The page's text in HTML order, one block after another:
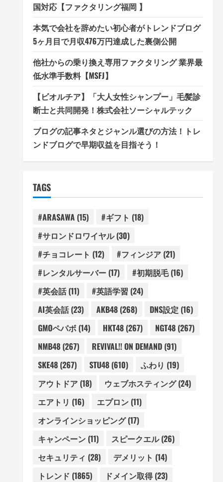
国対応【ファクタリング福岡 】
本気で会社を辞めたい初心者がトレンドブログ
5ヶ月目で月収476万円達成した裏側公開
他社からの乗り換え専用ファクタリング 業界最
低水準手数料【MSFJ】
【ビオルチア】「大人女性シャンプー」毛髪診
断士と共同開発！株式会社ソーシャルテック
ブログの記事ネタとジャンル選びの方法！トレ
ンドブログで早期収益を目指そう！
TAGS
#ARASAWA(15) #ギフト (18)
#サロンドロワイヤル(30)
#チョコレート (12) #フィンジア(21)
#レンタルサーバー(17) #初期脱毛(16)
#英会話(11) #英語学習 (24)
AI英会話(23) AKB48(268) DNS設定 (16)
GMOペパボ(14) HKT48(267) NGT48(267)
NMB48(267) REVIVAL!! ON DEMAND(91)
SKE48(267) STU48(610) ふわり (19)
アウトドア(18) ウェブホスティング(24)
エアトリ (16) エプロン(11)
オンラインショッピング(17)
キャンペーン(11) スピークエル(26)
セキュリティ (28) デメリット (14)
トレンド (1865) ドメイン取得(23)